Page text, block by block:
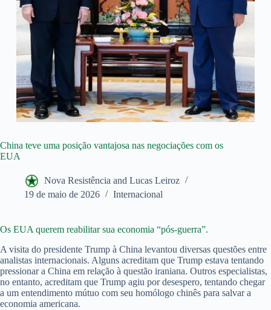
China teve uma posição vantajosa nas negociações com os
EUA
Nova Resistência and Lucas Leiroz
19 de maio de 2026
Internacional
Os EUA querem reabilitar sua economia “pós-guerra”.
A visita do presidente Trump à China levantou diversas questões entre
analistas internacionais. Alguns acreditam que Trump estava tentando
pressionar a China em relação à questão iraniana. Outros especialistas,
no entanto, acreditam que Trump agiu por desespero, tentando chegar
a um entendimento mútuo com seu homólogo chinês para salvar a
economia americana.